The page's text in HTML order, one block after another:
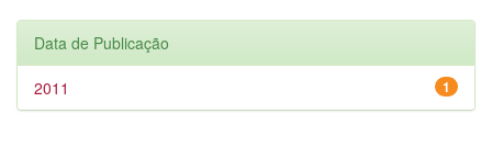
Data de Publicação
1
2011